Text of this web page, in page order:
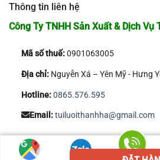
Thông tin liên hệ
Công Ty TNHH Sản Xuất & Dịch Vụ
Mã số thuế:0901063005
Địa chỉ:Nguyễn Xá – Yên Mỹ - Hưng
Hotline:0865.576.595
Email:tuiluoithanhha@gmail.com
Copyright 2026 © Công Ty TNHH Sản